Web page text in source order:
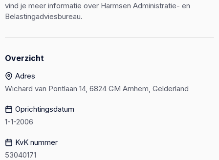
vind je meer informatie over Harmsen Administratie- en
Belastingadviesbureau.
Overzicht
Adres
Wichard van Pontlaan 14, 6824 GM Arnhem, Gelderland
Oprichtingsdatum
1-1-2006
KvK nummer
53040171